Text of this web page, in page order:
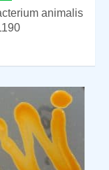
animalis